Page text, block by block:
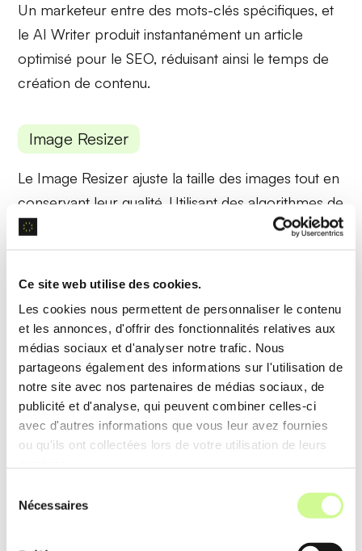
Ce site web utilise des cookies.
Les cookies nous permettent de personnaliser le contenu
et les annonces, d'offrir des fonctionnalités relatives aux
médias sociaux et d'analyser notre trafic. Nous
partageons également des informations sur l'utilisation de
notre site avec nos partenaires de médias sociaux, de
publicité et d'analyse, qui peuvent combiner celles-ci
avec d'autres informations que vous leur avez fournies
ou qu'ils ont collectées lors de votre utilisation de leurs
Nécessaires
Un marketeur entre des mots-clés spécifiques, et
leAI Writer produit instantanément un article
optimisé pour le SEO, réduisant ainsi le temps de
création de contenu.
Image Resizer
Le Image Resizer ajuste la taille des images tout en
conservant leur qualité. Utilisant des algorithmes de
rééchantillonnage
redimensionnement sans perte de clarté.
Exemple d’utilisation
Un graphiste redimensionne plusieurs images pour
les adapter à différents formats de réseaux
sociaux, économisant du temps grâce auImage
Resizer.
Data Analyzer
ensembles de données pour en extraire des